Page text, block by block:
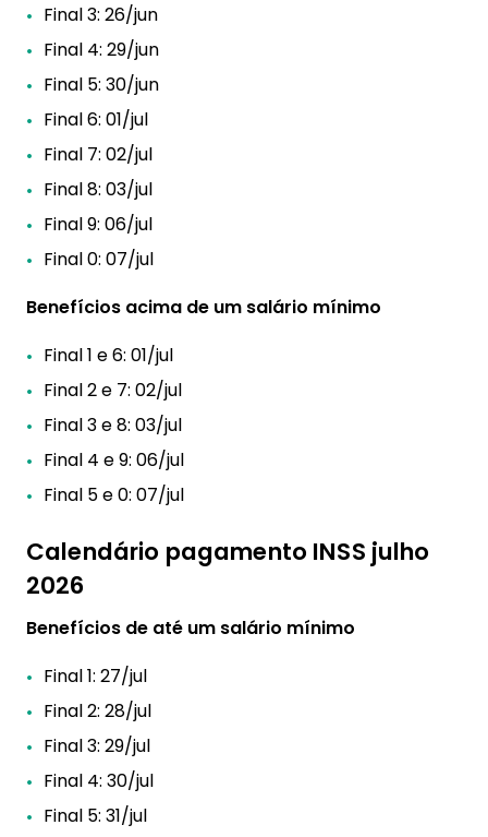
Final 3: 26/jun
Final 4: 29/jun
Final 5: 30/jun
Final 6: 01/jul
Final 7: 02/jul
Final 8: 03/jul
Final 9: 06/jul
Final 0: 07/jul
Benefícios acima de um salário mínimo
Final 1 e 6: 01/jul
Final 2 e 7: 02/jul
Final 3 e 8: 03/jul
Final 4 e 9: 06/jul
Final 5 e 0: 07/jul
Calendário pagamento INSS julho
2026
Benefícios de até um salário mínimo
Final 1: 27/jul
Final 2: 28/jul
Final 3: 29/jul
Final 4: 30/jul
Final 5: 31/jul